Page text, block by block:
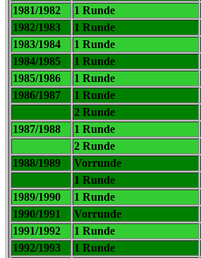
1981/1982
1 Runde
1982/1983
1 Runde
1983/1984
1 Runde
1984/1985
1 Runde
1985/1986
1 Runde
1986/1987
1 Runde
2 Runde
1987/1988
1 Runde
2 Runde
1988/1989
Vorrunde
1 Runde
1989/1990
1 Runde
1990/1991
Vorrunde
1991/1992
1 Runde
1992/1993
1 Runde